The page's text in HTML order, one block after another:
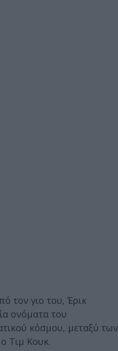
τον γιο του, Έρικ
ονόματα του
κόσμου, μεταξύ των
Τιμ Κουκ.